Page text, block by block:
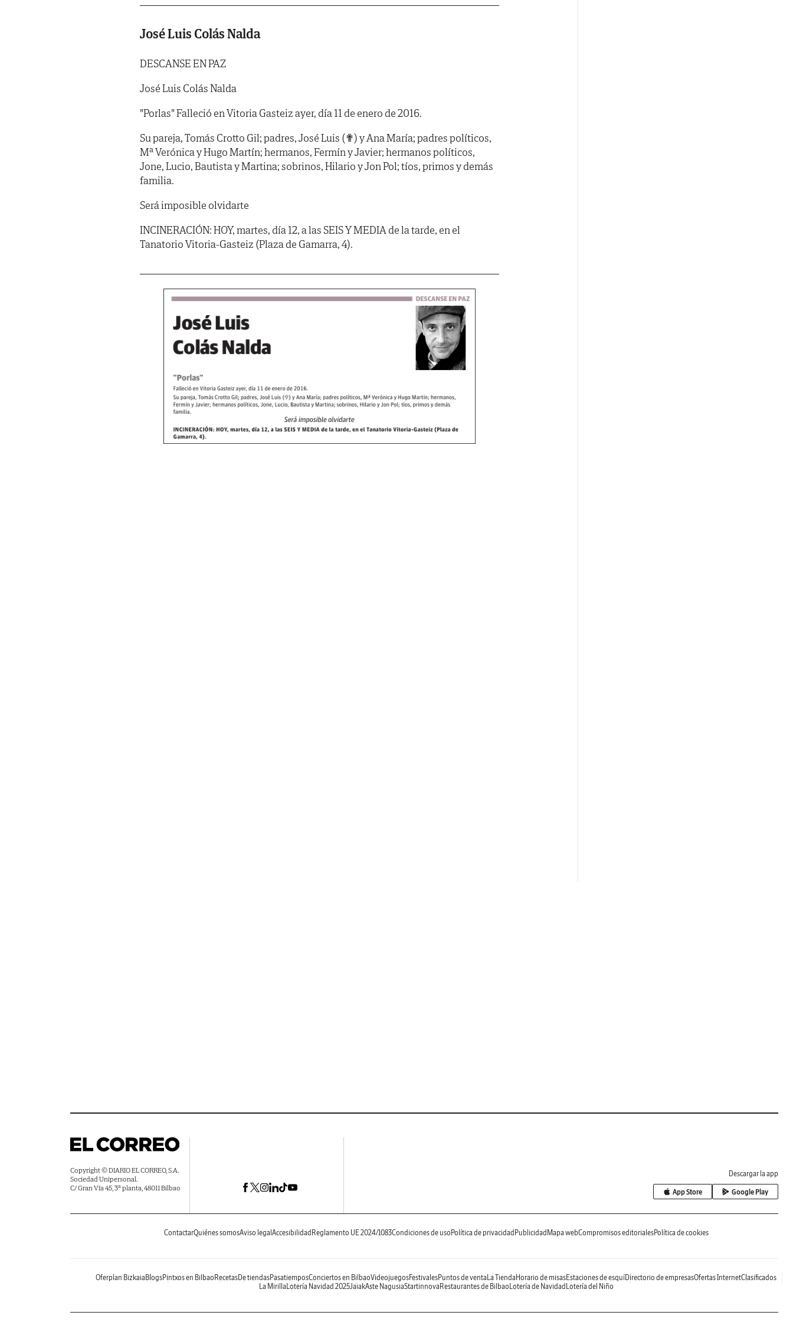
José Luis Colás Nalda
DESCANSE EN PAZ
José Luis Colás Nalda
"Porlas" Falleció en Vitoria Gasteiz ayer, día 11 de enero de 2016.
Su pareja, Tomás Crotto Gil; padres, José Luis (✟) y Ana María; padres políticos,
Mª Verónica y Hugo Martín; hermanos, Fermín y Javier; hermanos políticos,
Jone, Lucio, Bautista y Martina; sobrinos, Hilario y Jon Pol; tíos, primos y demás
familia.
Será imposible olvidarte
INCINERACIÓN: HOY, martes, día 12, a las SEIS Y MEDIA de la tarde, en el
Tanatorio Vitoria-Gasteiz (Plaza de Gamarra, 4).
Copyright © DIARIO EL CORREO, S.A.
Sociedad Unipersonal.
C/ Gran Vía 45, 3ª planta, 48011 Bilbao
Descargar la app
App Store Google Play
ContactarQuiénes somosAviso legal Accesibilidad Reglamento UE 2024/1083Condiciones de uso Política de privacidad Publicidad Mapa webCompromisos editorialesPolítica de cookies
Oferplan Bizkaia BlogsPintxos en Bilbao RecetasDe tiendasPasatiemposConciertos en BilbaoVideojuegosFestivalesPuntos de venta La Tienda Horario de misasEstaciones de esquíDirectorio de empresasOfertas InternetClasificados
La Mirilla Lotería Navidad 2025JaiakAste NagusiaStartinnova Restaurantes de Bilbao Lotería de Navidad Lotería del Niño